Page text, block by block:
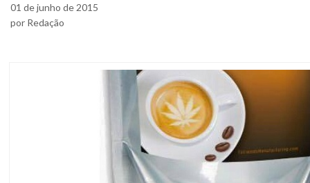
01 de junho de 2015
por Redação